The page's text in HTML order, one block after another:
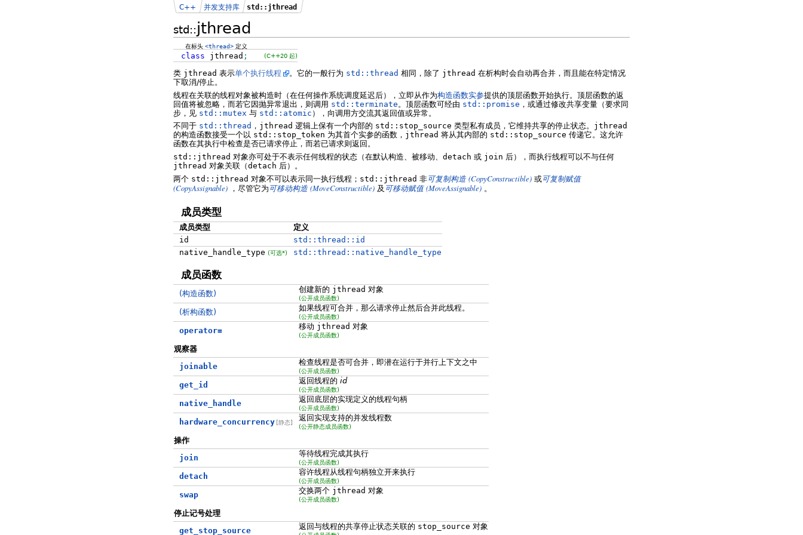
std::jthread
C++ 并发支持库 std::jthread
在标头<thread> 定义
class jthread ; (C++20 起)
类 jthread 表示单个执行线程 。它的一般行为 std::thread 相同，除了 jthread 在析构时会自动再合并，而且能在特定情况
下取消/停止。
线程在关联的线程对象被构造时（在任何操作系统调度延迟后），立即从作为构造函数实参提供的顶层函数开始执行。顶层函数的返
回值将被忽略，而若它因抛异常退出，则调用 std::terminate 。顶层函数可经由 std::promise ，或通过修改共享变量（要求同
步，见 std::mutex 与 std::atomic ），向调用方交流其返回值或异常。
不同于 std::thread ， jthread 逻辑上保有一个内部的 std::stop_source 类型私有成员，它维持共享的停止状态。 jthread
的构造函数接受一个以 std::stop_token 为其首个实参的函数， jthread 将从其内部的 std::stop_source 传递它。这允许
函数在其执行中检查是否已请求停止，而若已请求则返回。
std::jthread 对象亦可处于不表示任何线程的状态（在默认构造、被移动、 detach 或 join 后），而执行线程可以不与任何
jthread 对象关联（detach 后）。
两个 std::jthread 对象不可以表示同一执行线程； std::jthread 非可复制构造 (CopyConstructible) 或可复制赋值
(CopyAssignable) ，尽管它为 可移动构造 (MoveConstructible) 及 可移动赋值 (MoveAssignable) 。
成员类型
成员类型
定义
id
std::thread::id
native_handle_type (可选*) std::thread::native_handle_type
成员函数
(构造函数) 创建新的 jthread 对象
(公开成员函数)
(析构函数) 如果线程可合并，那么请求停止然后合并此线程。
(公开成员函数)
operator= 移动 jthread 对象
(公开成员函数)
观察器
joinable
检查线程是否可合并，即潜在运行于并行上下文之中
(公开成员函数)
get_id 返回线程的 id
(公开成员函数)
native_handle 返回底层的实现定义的线程句柄
(公开成员函数)
hardware_concurrency [静态] 返回实现支持的并发线程数
(公开静态成员函数)
操作
join
等待线程完成其执行
(公开成员函数)
detach 容许线程从线程句柄独立开来执行
(公开成员函数)
swap 交换两个 jthread 对象
(公开成员函数)
停止记号处理
get_stop_source
返回与线程的共享停止状态关联的 stop_source 对象